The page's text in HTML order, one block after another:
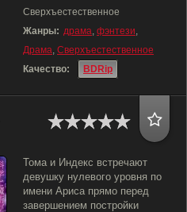
Сверхъестественное
Жанры: драма, фэнтези,
Драма, Сверхъестественное
Качество:
BDRip
Тома и Индекс встречают
девушку нулевого уровня по
имени Ариса прямо перед
завершением постройки